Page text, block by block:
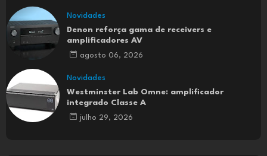
Novidades
Denon reforça gama de receivers e
amplificadores AV
agosto 06, 2026
Novidades
Westminster Lab Omne: amplificador
integrado Classe A
julho 29, 2026